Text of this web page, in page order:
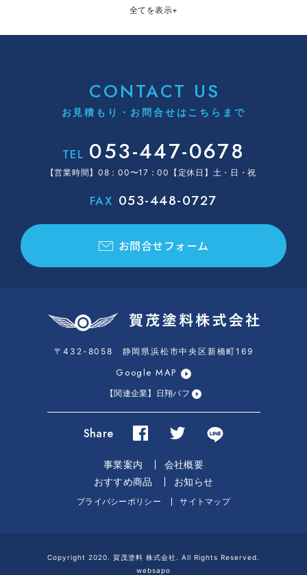
全てを表示+
CONTACT US
お見積もり・お問合せはこちらまで
TEL 053-447-0678
【営業時間】08：00〜17：00【定休日】土・日・祝
FAX 053-448-0727
お問合せフォーム
〒432-8058 静岡県浜松市中央区新橋町169
Google MAP
【関連企業】日翔バフ
Share
事業案内
会社概要
おすすめ商品
お知らせ
プライバシーポリシー サイトマップ
Copyright 2020. 賀茂塗料 株式会社. All Rights Reserved.
websapo